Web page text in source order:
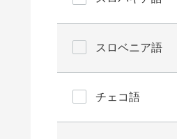
スロベニア語
チェコ語